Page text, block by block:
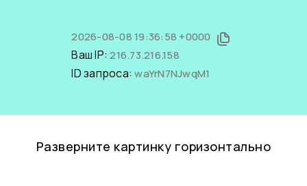
2026-08-08 19:36:58 +0000
Ваш IP:216.73.216.158
ID запроса:waYrN7NJwqM1
Разверните картинку горизонтально